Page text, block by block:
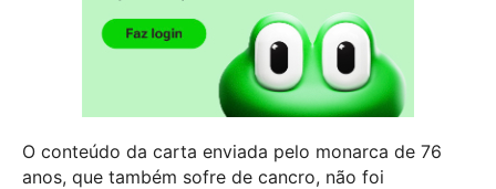
O conteúdo da carta enviada pelo monarca de 76
anos, que também sofre de cancro, não foi